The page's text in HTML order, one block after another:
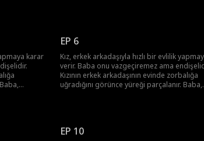
karar
EP 6
Kız, erkek arkadaşıyla hızlı bir evlilik
verir. Baba onu vazgeçiremez ama
Kızının erkek arkadaşının evinde zorbalığa
uğradığını görünce yüreği parçalanır. Baba,
EP 10